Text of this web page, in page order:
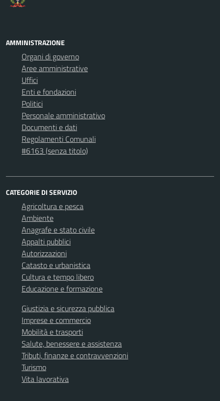
AMMINISTRAZIONE
Organi di governo
Aree amministrative
Uffici
Enti e fondazioni
Politici
Personale amministrativo
Documenti e dati
Regolamenti Comunali
#6163 (senza titolo)
CATEGORIE DI SERVIZIO
Agricoltura e pesca
Ambiente
Anagrafe e stato civile
Appalti pubblici
Autorizzazioni
Catasto e urbanistica
Cultura e tempo libero
Educazione e formazione
Giustizia e sicurezza pubblica
Imprese e commercio
Mobilità e trasporti
Salute, benessere e assistenza
Tributi, finanze e contravvenzioni
Turismo
Vita lavorativa